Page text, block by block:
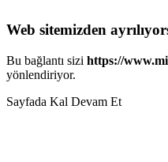
Web sitemizden
Bu bağlantı sizi https://
yönlendiriyor.
Sayfada Kal Devam Et